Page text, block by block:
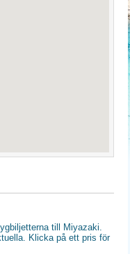
till Miyazaki.
Klicka på ett pris för